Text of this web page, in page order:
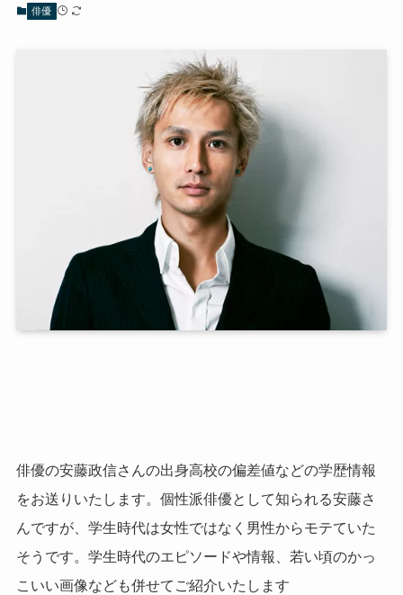
俳優
俳優の安藤政信さんの出身高校の偏差値などの学歴情報
をお送りいたします。個性派俳優として知られる安藤さ
んですが、学生時代は女性ではなく男性からモテていた
そうです。学生時代のエピソードや情報、若い頃のかっ
こいい画像なども併せてご紹介いたします